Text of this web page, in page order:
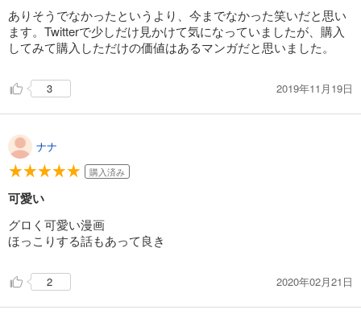
ありそうでなかったというより、今までなかった笑いだと思い
ます。Twitterで少しだけ見かけて気になっていましたが、購入
してみて購入しただけの価値はあるマンガだと思いました。
3 2019年11月19日
ナナ
購入済み
可愛い
グロく可愛い漫画
ほっこりする話もあって良き
2 2020年02月21日